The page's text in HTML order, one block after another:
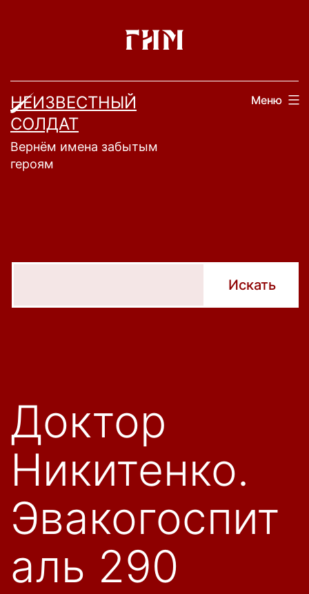
НЕИЗВЕСТНЫЙ
СОЛДАТ
Вернём имена забытым
героям
Меню
Доктор
Никитенко.
Эвакогоспит
аль 290